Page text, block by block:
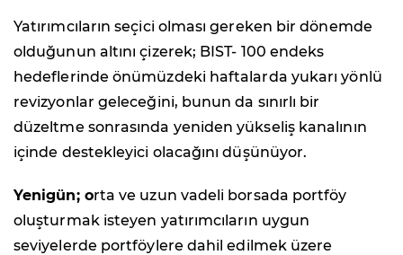
Yatırımcıların seçici olması gereken bir dönemde
olduğunun altını çizerek; BIST- 100 endeks
hedeflerinde önümüzdeki haftalarda yukarı yönlü
revizyonlar geleceğini, bunun da sınırlı bir
düzeltme sonrasında yeniden yükseliş kanalının
içinde destekleyici olacağını düşünüyor.
Yenigün; orta ve uzun vadeli borsada portföy
oluşturmak isteyen yatırımcıların uygun
seviyelerde portföylere dahil edilmek üzere